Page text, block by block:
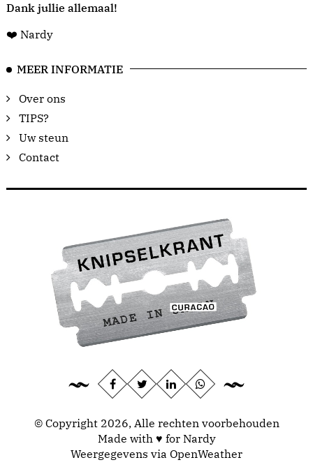
Dank jullie allemaal!
❤️ Nardy
MEER INFORMATIE
Over ons
TIPS?
Uw steun
Contact
© Copyright 2026, Alle rechten voorbehouden
Made with ♥ for Nardy
Weergegevens via OpenWeather